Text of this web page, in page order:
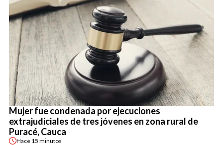
Mujer fue condenada por ejecuciones
extrajudiciales de tres jóvenes en zona rural de
Puracé, Cauca
Hace 15 minutos